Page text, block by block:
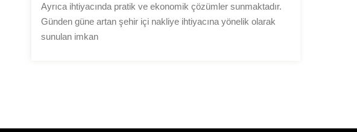
Ayrıca ihtiyacında pratik ve ekonomik çözümler sunmaktadır.
Günden güne artan şehir içi nakliye ihtiyacına yönelik olarak
sunulan imkan